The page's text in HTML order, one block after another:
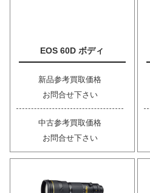
EOS 60D ボディ
新品参考買取価格
お問合せ下さい
中古参考買取価格
お問合せ下さい